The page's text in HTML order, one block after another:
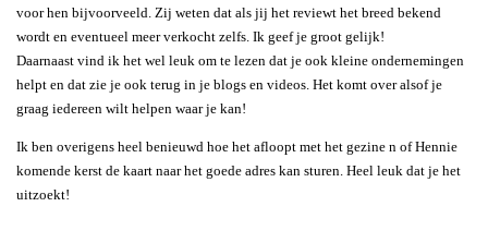
voor hen bijvoorveeld. Zij weten dat als jij het reviewt het breed bekend
wordt en eventueel meer verkocht zelfs. Ik geef je groot gelijk!
Daarnaast vind ik het wel leuk om te lezen dat je ook kleine ondernemingen
helpt en dat zie je ook terug in je blogs en videos. Het komt over alsof je
graag iedereen wilt helpen waar je kan!
Ik ben overigens heel benieuwd hoe het afloopt met het gezine n of Hennie
komende kerst de kaart naar het goede adres kan sturen. Heel leuk dat je het
uitzoekt!